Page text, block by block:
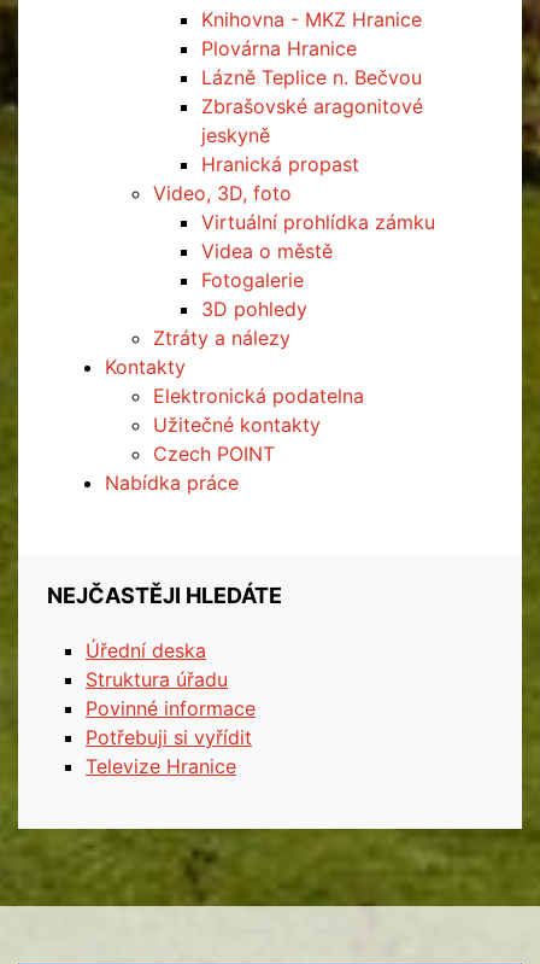
Knihovna - MKZ Hranice
Plovárna Hranice
Lázně Teplice n. Bečvou
Zbrašovské aragonitové
jeskyně
Hranická propast
Video, 3D, foto
Virtuální prohlídka zámku
Videa o městě
Fotogalerie
3D pohledy
Ztráty a nálezy
Kontakty
Elektronická podatelna
Užitečné kontakty
Czech POINT
Nabídka práce
NEJČASTĚJI HLEDÁTE
Úřední deska
Struktura úřadu
Povinné informace
Potřebuji si vyřídit
Televize Hranice